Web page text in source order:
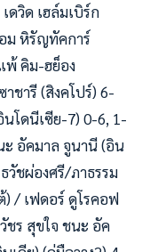
ดวิด เฮล์มเบิร์ก
ม หิรัญทัคการ์
พ้ คิม-ฮย็อง
ชารี (สิงคโปร์) 6-
โดนีเซีย-7) 0-6, 1-
ะ อัคมาล จูนานี (อิน
วัชผ่องศรี/ภาธรรม
) / เฟดอร์ ดูโรคอฟ
ชร สุขใจ ชนะ อัค